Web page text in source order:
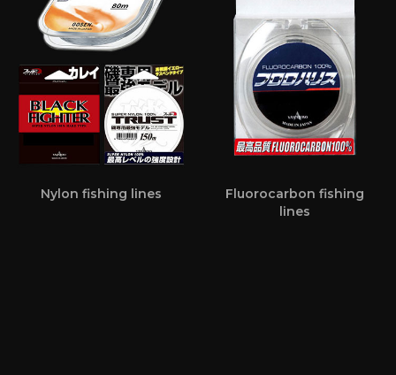
Nylon fishing lines
Fluorocarbon fishing
lines